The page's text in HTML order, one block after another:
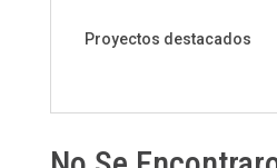
Proyectos destacados